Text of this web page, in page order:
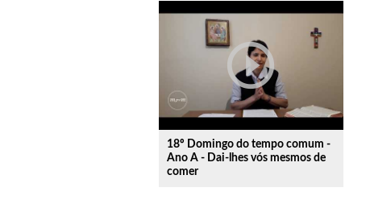
play_circle_outline
18º Domingo do tempo comum -
Ano A - Dai-lhes vós mesmos de
comer